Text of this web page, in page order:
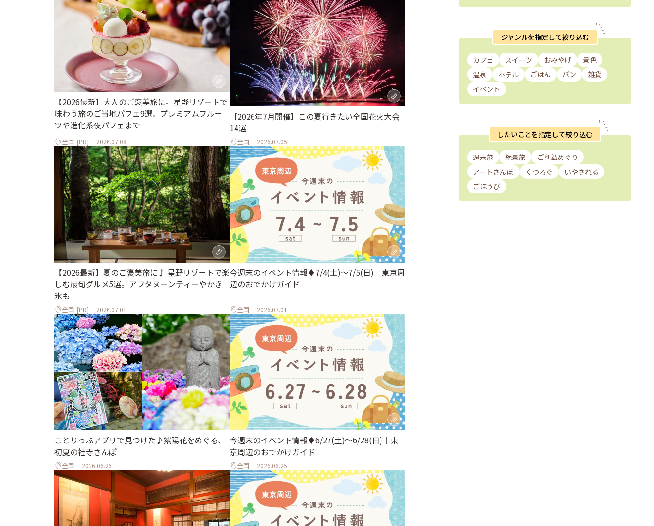
【2026最新】大人のご褒美旅に。星野リゾートで
味わう旅のご当地パフェ9選。プレミアムフルー
ツや進化系夜パフェまで
全国 [PR] 2026.07.08
【2026年7月開催】この夏行きたい全国花火大会
14選
全国 2026.07.05
【2026最新】夏のご褒美旅に♪ 星野リゾートで楽
しむ最旬グルメ5選。アフタヌーンティーやかき
氷も
全国 [PR] 2026.07.01
今週末のイベント情報♦︎7/4(土)〜7/5(日)｜東京周
辺のおでかけガイド
全国 2026.07.01
ことりっぷアプリで見つけた♪紫陽花をめぐる、
初夏の社寺さんぽ
全国 2026.06.26
今週末のイベント情報♦︎6/27(土)〜6/28(日)｜東
京周辺のおでかけガイド
全国 2026.06.25
ジャンルを指定して絞り込む
カフェ スイーツ おみやげ
景色
温泉
ホテル ごはん パン
雑貨
イベント
したいことを指定して絞り込む
週末旅 絶景旅
ご利益めぐり
アートさんぽ
くつろぐ
いやされる
ごほうび